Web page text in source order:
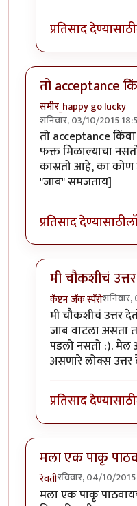
प्रतिसाद देण्यासाठी
तो acceptance
समीर_happy go lucky
शनिवार, 03/10/2015
तो acceptance
फक्त मिळाल्याचा
कास्रतो आहे, का कोण
"जाब" समजताय]
प्रतिसाद देण्यासाठी
मी चौकशीचं
कॅप्टन जॅक स्पॅरो
In reply toतो
मी चौकशीचं उत्तर
जाब वाटला असता
पडलो नसतो :).
असणारे लोक्स उत्तर
प्रतिसाद देण्यासाठी
मला एक पाकृ
रेवतीरविवार, 04/10/
मला एक पाकृ